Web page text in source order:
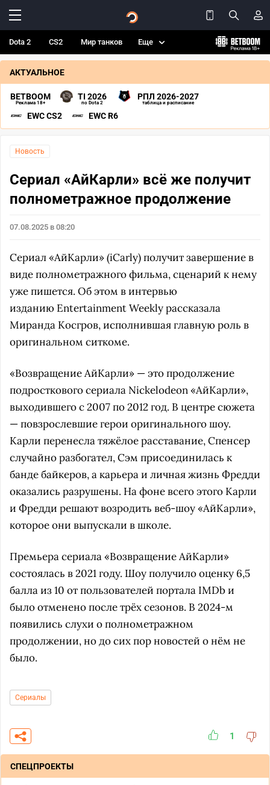
Dota 2 CS2 Мир танков Еще
АКТУАЛЬНОЕ
BETBOOM
Реклама 18+
TI 2026
по Dota 2
РПЛ 2026-2027
таблица и расписание
EWC CS2 EWC R6
Новость
Сериал «АйКарли» всё же получит
полнометражное продолжение
07.08.2025 в 08:20
Сериал «АйКарли» (iCarly) получит завершение в
виде полнометражного фильма, сценарий к нему
уже пишется. Об этом в интервью
изданию Entertainment Weekly рассказала
Миранда Косгров, исполнившая главную роль в
оригинальном ситкоме.
«Возвращение АйКарли» — это продолжение
подросткового сериала Nickelodeon «АйКарли»,
выходившего с 2007 по 2012 год. В центре сюжета
— повзрослевшие герои оригинального шоу.
Карли перенесла тяжёлое расставание, Спенсер
случайно разбогател, Сэм присоединилась к
банде байкеров, а карьера и личная жизнь Фредди
оказались разрушены. На фоне всего этого Карли
и Фредди решают возродить веб-шоу «АйКарли»,
которое они выпускали в школе.
Премьера сериала «Возвращение АйКарли»
состоялась в 2021 году. Шоу получило оценку 6,5
балла из 10 от пользователей портала IMDb и
было отменено после трёх сезонов. В 2024-м
появились слухи о полнометражном
продолжении, но до сих пор новостей о нём не
было.
Сериалы
1
СПЕЦПРОЕКТЫ